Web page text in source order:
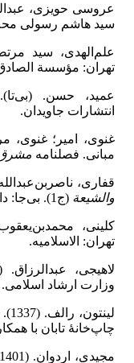
عروسی حویزی، عبدالعلی.
سید هاشم رسولی محلاتی، ج5). قم:
علم‌الهدی، سید مرتضی.
تهران: مؤسسة
عمید، حسن.
انتشارات جاویدان.
مبانی. فصلنامه
قفاری، ناصربن‌عبدالله.
والشیعة (ج1). بی‌جا: دار طیبة.
کلینی، محمدبن‌یعقوب.
تهران: الاسلامیه.
لاهیجی، عبدالرزاق.
وزارت ارشاد اسلامی.
لینتون، رالف. (1337).
چاپ‌خانۀ تابان با
مجیدی، اردوان. (27/7/1401).